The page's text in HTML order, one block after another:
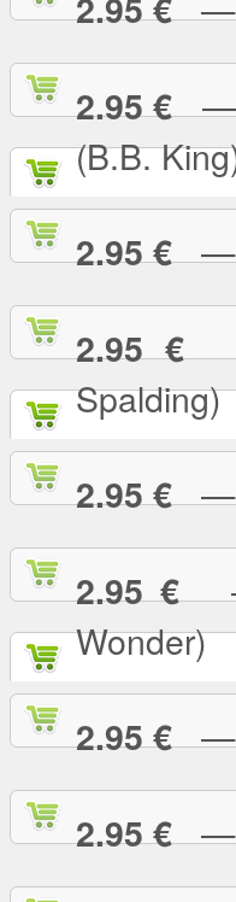
2.95 €— I
(B.B.
2.95 €— I
2.95 €—
Spalding)
2.95 €— I
2.95 €—
Wonder)
2.95 €—
2.95 €—